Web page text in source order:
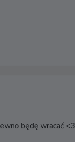
będę wracać <3